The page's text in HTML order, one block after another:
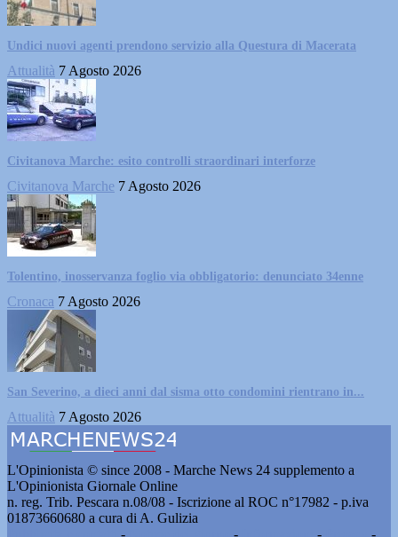
Undici nuovi agenti prendono servizio alla Questura di Macerata
Attualità 7 Agosto 2026
Civitanova Marche: esito controlli straordinari interforze
Civitanova Marche 7 Agosto 2026
Tolentino, inosservanza foglio via obbligatorio: denunciato 34enne
Cronaca 7 Agosto 2026
San Severino, a dieci anni dal sisma otto condomini rientrano in...
Attualità 7 Agosto 2026
L'Opinionista © since 2008 - Marche News 24 supplemento a
L'Opinionista Giornale Online
n. reg. Trib. Pescara n.08/08 - Iscrizione al ROC n°17982 - p.iva
01873660680 a cura di A. Gulizia
- - -
-